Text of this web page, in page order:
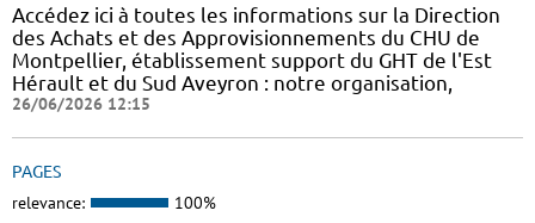
Accédez ici à toutes les informations sur la Direction
des Achats et des Approvisionnements du CHU de
Montpellier, établissement support du GHT de l'Est
Hérault et du Sud Aveyron : notre organisation,
26/06/2026 12:15
PAGES
relevance: 100%